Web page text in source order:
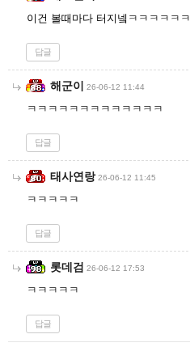
이건 볼때마다 터지넼ㅋㅋㅋㅋㅋㅋ
답글
해군이 26-06-12 11:44
ㅋㅋㅋㅋㅋㅋㅋㅋㅋㅋㅋㅋㅋ
답글
태사연랑 26-06-12 11:45
ㅋㅋㅋㅋㅋ
답글
롯데검 26-06-12 17:53
ㅋㅋㅋㅋㅋ
답글